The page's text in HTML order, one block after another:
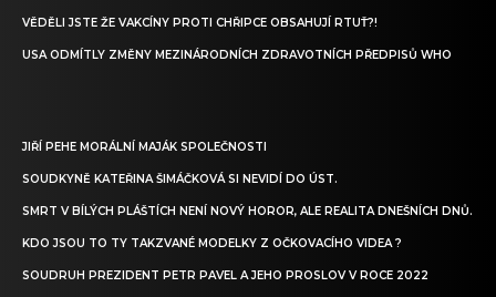
VĚDĚLI JSTE ŽE VAKCÍNY PROTI CHŘIPCE OBSAHUJÍ RTUŤ?!
USA ODMÍTLY ZMĚNY MEZINÁRODNÍCH ZDRAVOTNÍCH PŘEDPISŮ WHO
JIŘÍ PEHE MORÁLNÍ MAJÁK SPOLEČNOSTI
SOUDKYNĚ KATEŘINA ŠIMÁČKOVÁ SI NEVIDÍ DO ÚST.
SMRT V BÍLÝCH PLÁŠTÍCH NENÍ NOVÝ HOROR, ALE REALITA DNEŠNÍCH DNŮ.
KDO JSOU TO TY TAKZVANÉ MODELKY Z OČKOVACÍHO VIDEA ?
SOUDRUH PREZIDENT PETR PAVEL A JEHO PROSLOV V ROCE 2022